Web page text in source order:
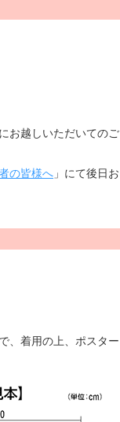
お越しいただいてのご
の皆様へ 」にて後日お
、着用の上、ポスター